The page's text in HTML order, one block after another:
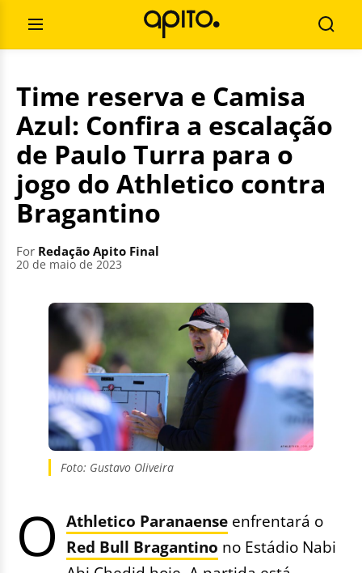
contentOpen
Menu
for:
Time reserva e Camisa
Azul: Confira a escalação
de Paulo Turra para o
jogo do Athletico contra
Bragantino
For Redação Apito Final
20 de maio de 2023
Foto: Gustavo Oliveira
O Athletico Paranaense enfrentará o
Red Bull Bragantino no Estádio Nabi